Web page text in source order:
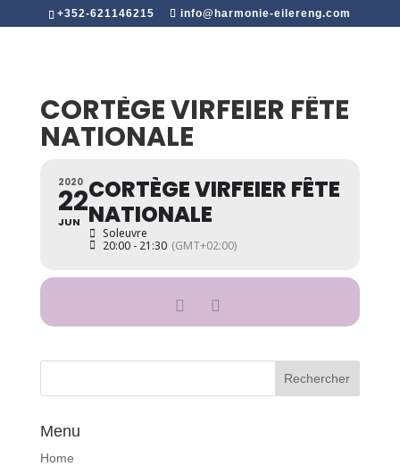
+352-621146215 info@harmonie-eilereng.com
CORTÈGE VIRFEIER FÊTE
NATIONALE
2020
22
JUN
CORTÈGE VIRFEIER FÊTE
NATIONALE
Soleuvre
20:00 - 21:30 (GMT+02:00)
Menu
Home